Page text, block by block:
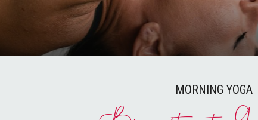
MORNING YOGA